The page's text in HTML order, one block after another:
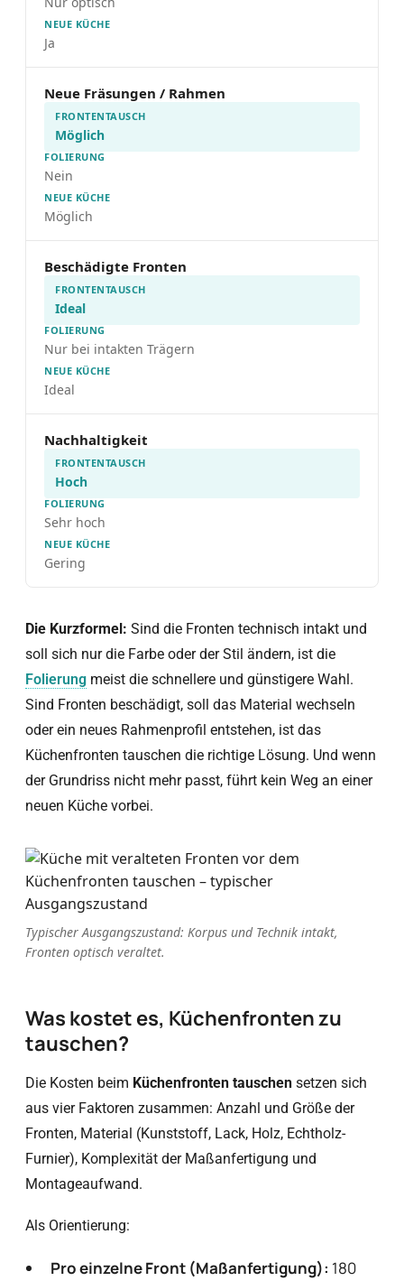
Ja
Neue Fräsungen / Rahmen
Möglich
Nein
Möglich
Beschädigte Fronten
Ideal
Nur bei intakten Trägern
Ideal
Nachhaltigkeit
Hoch
Sehr hoch
Gering
Die Kurzformel: Sind die Fronten technisch intakt und
soll sich nur die Farbe oder der Stil ändern, ist die
Folierung meist die schnellere und günstigere Wahl.
Sind Fronten beschädigt, soll das Material wechseln
oder ein neues Rahmenprofil entstehen, ist das
Küchenfronten tauschen die richtige Lösung. Und wenn
der Grundriss nicht mehr passt, führt kein Weg an einer
neuen Küche vorbei.
Typischer Ausgangszustand: Korpus und Technik intakt,
Fronten optisch veraltet.
Was kostet es, Küchenfronten zu
tauschen?
Die Kosten beim Küchenfronten tauschen setzen sich
aus vier Faktoren zusammen: Anzahl und Größe der
Fronten, Material (Kunststoff, Lack, Holz, Echtholz-
Furnier), Komplexität der Maßanfertigung und
Montageaufwand.
Als Orientierung:
Pro einzelne Front (Maßanfertigung): 180